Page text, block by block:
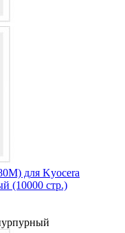
для Kyocera
(10000 стр.)